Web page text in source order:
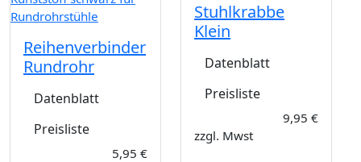
Reihenverbinder
Rundrohr
Datenblatt
Preisliste
5,95 €
Stuhlkrabbe
Klein
Datenblatt
Preisliste
9,95 €
zzgl. Mwst